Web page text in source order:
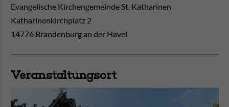
Evangelische Kirchengemeinde St. Katharinen
Katharinenkirchplatz 2
14776 Brandenburg an der Havel
Veranstaltungsort